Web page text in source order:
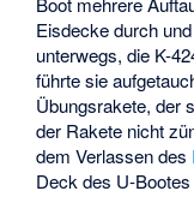
Eisdecke durch
unterwegs, die K-
führte sie
Übungsrakete, der
der Rakete nicht
dem Verlassen des
Deck des U-